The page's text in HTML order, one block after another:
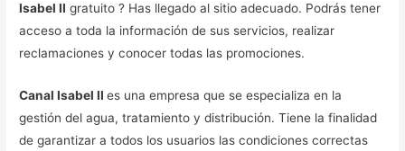
Isabel II gratuito ? Has llegado al sitio adecuado. Podrás tener
acceso a toda la información de sus servicios, realizar
reclamaciones y conocer todas las promociones.
Canal Isabel IIes una empresa que se especializa en la
gestión del agua, tratamiento y distribución. Tiene la finalidad
de garantizar a todos los usuarios las condiciones correctas